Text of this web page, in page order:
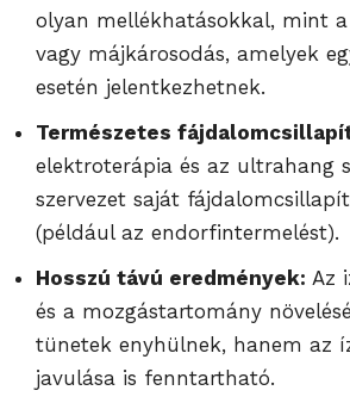
olyan mellékhatásokkal, mint
vagy májkárosodás, amelyek
esetén jelentkezhetnek.
Természetes
elektroterápia és az ultrahang
szervezet saját
(például az endorfintermelést).
Hosszú távú eredmények: Az
és a mozgástartomány
tünetek enyhülnek, hanem az
javulása is fenntartható.